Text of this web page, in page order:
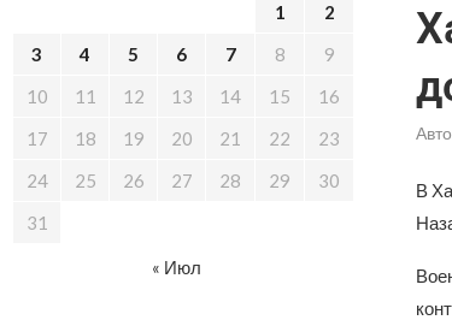
В
1
2
3
4 5 6 7 8
9
10
11 12 13 14 15
16
17
18 19 20 21 22
23
24
25 26 27 28 29
30
31
« Июл